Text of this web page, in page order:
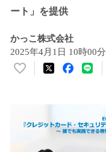
ート」を提供
かっこ株式会社
2025年4月1日 10時00分
い
数